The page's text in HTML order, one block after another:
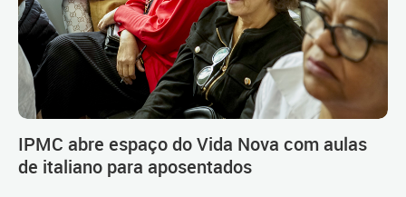
IPMC abre espaço do Vida Nova com aulas
de italiano para aposentados